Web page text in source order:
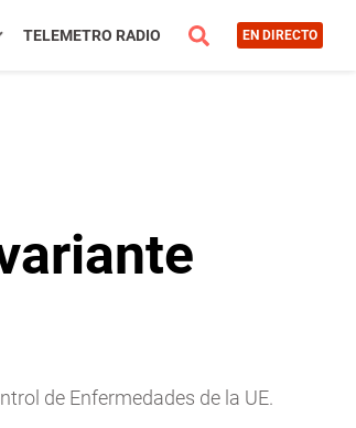
TELEMETRO RADIO EN DIRECTO
de Enfermedades de la UE.